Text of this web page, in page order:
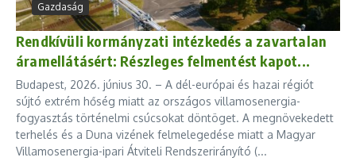
Gazdaság
Rendkívüli kormányzati intézkedés a zavartalan
áramellátásért: Részleges felmentést kapot...
Budapest, 2026. június 30. – A dél-európai és hazai régiót
sújtó extrém hőség miatt az országos villamosenergia-
fogyasztás történelmi csúcsokat döntöget. A megnövekedett
terhelés és a Duna vizének felmelegedése miatt a Magyar
Villamosenergia-ipari Átviteli Rendszerirányító (...